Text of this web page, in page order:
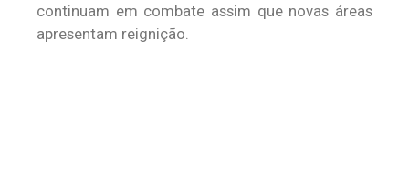
continuam em combate assim que novas áreas
apresentam reignição.